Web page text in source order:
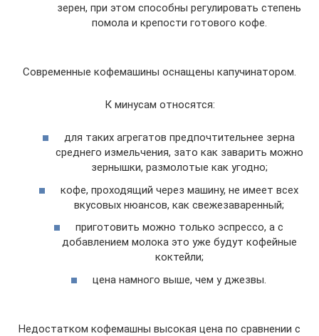
зерен, при этом способны регулировать степень
помола и крепости готового кофе.
Современные кофемашины оснащены капучинатором.
К минусам относятся:
для таких агрегатов предпочтительнее зерна
среднего измельчения, зато как заварить можно
зернышки, размолотые как угодно;
кофе, проходящий через машину, не имеет всех
вкусовых нюансов, как свежезаваренный;
приготовить можно только эспрессо, а с
добавлением молока это уже будут кофейные
коктейли;
цена намного выше, чем у джезвы.
Недостатком кофемашны высокая цена по сравнении с